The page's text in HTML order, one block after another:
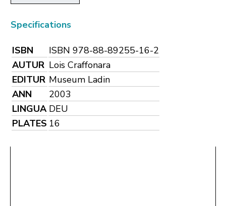
Specifications
ISBN
ISBN 978-88-89255-16-2
AUTUR Lois Craffonara
EDITUR Museum Ladin
ANN
2003
LINGUA DEU
PLATES 16